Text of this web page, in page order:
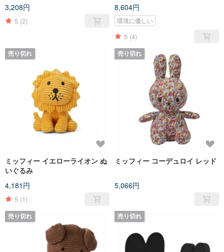
3,208円
5 (2)
8,604円
環境に優しい
5 (4)
売り切れ
ミッフィー イエローライオン ぬ
いぐるみ
4,181円
5 (1)
売り切れ
ミッフィー コーデュロイ レッド
5,066円
売り切れ 売り切れ